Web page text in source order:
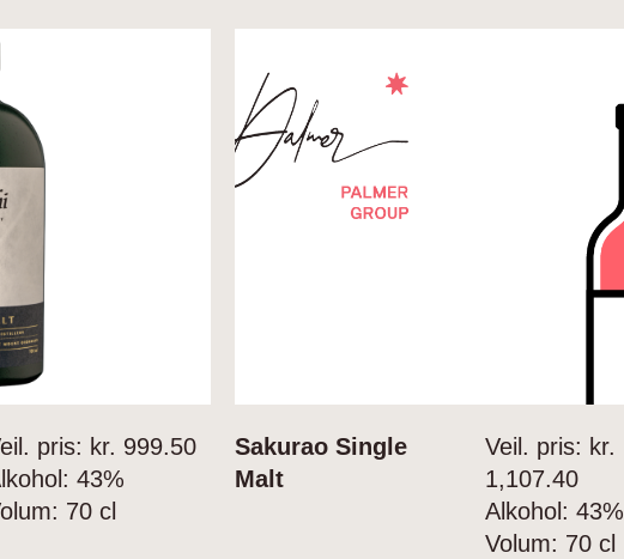
pris: kr. 999.50
43%
70 cl
Sakurao Single
Malt
Veil. pris: kr.
1,107.40
Alkohol: 43%
Volum: 70 cl